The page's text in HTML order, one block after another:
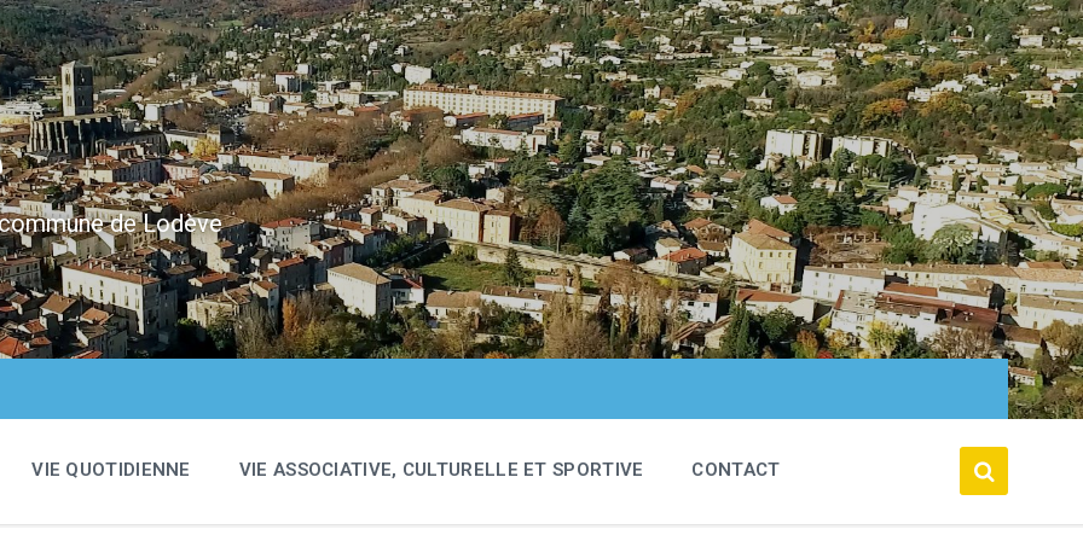
de Lodève
VIE QUOTIDIENNE VIE ASSOCIATIVE, CULTURELLE ET SPORTIVE CONTACT